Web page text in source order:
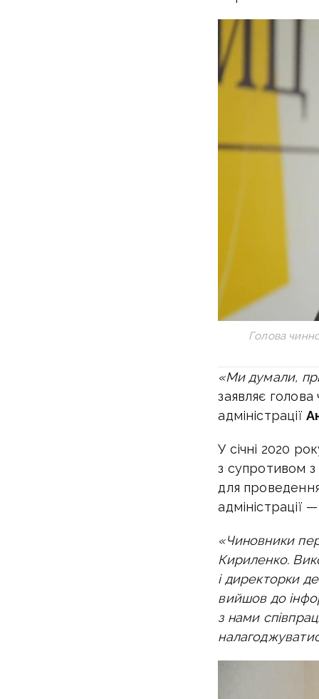
Голова
«Ми думали,
заявляє
адміністрації
У січні 2020
з супротивом
для
адміністрації
«Чиновники
Кириленко.
і директорки
вийшов до
з нами